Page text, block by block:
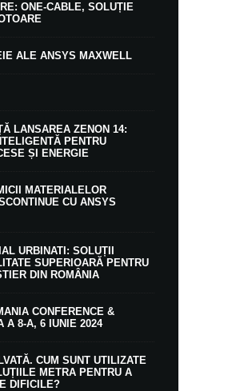
ONE-CABLE, SOLUȚIE
ALE ANSYS MAXWELL
LANSAREA ZENON 14:
PENTRU
ȘI ENERGIE
MATERIALELOR
CU ANSYS
URBINATI: SOLUȚII
SUPERIOARĂ PENTRU
DIN ROMÂNIA
CONFERENCE &
A 8-A, 6 IUNIE 2024
CUM SUNT UTILIZATE
METRA PENTRU A
DIFICILE?